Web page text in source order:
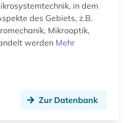
medizinische technik (1)
(4)
in dem
des Gebiets, z.B.
Mikrooptik,
werden Mehr
Zur Datenbank